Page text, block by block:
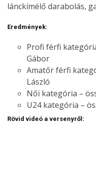
lánckímélő darabolás,
Eredmények:
Profi férfi
Gábor
Amatőr férfi
László
Női kategória –
U24 kategória –
Rövid videó a versenyről: